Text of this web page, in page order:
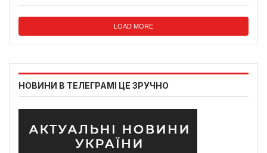
LOAD MORE
НОВИНИ В ТЕЛЕГРАМІ ЦЕ ЗРУЧНО